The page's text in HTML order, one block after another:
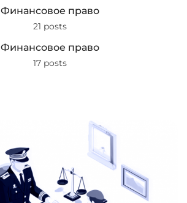
Финансовое право
21 posts
Финансовое право
17 posts